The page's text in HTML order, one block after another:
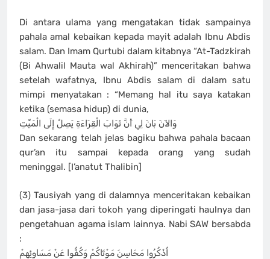
Di antara ulama yang mengatakan tidak sampainya
pahala amal kebaikan kepada mayit adalah Ibnu Abdis
salam. Dan Imam Qurtubi dalam kitabnya “At-Tadzkirah
(Bi Ahwalil Mauta wal Akhirah)” menceritakan bahwa
setelah wafatnya, Ibnu Abdis salam di dalam satu
mimpi menyatakan : “Memang hal itu saya katakan
ketika (semasa hidup) di dunia,
وَالآنَ بَانَ لِي أَنَّ ثَوَابَ الْقِرَاءَةِ يَصِلُ إِلَى الْمَيِّتِ
Dan sekarang telah jelas bagiku bahwa pahala bacaan
qur’an itu sampai kepada orang yang sudah
meninggal. [I’anatut Thalibin]
(3) Tausiyah yang di dalamnya menceritakan kebaikan
dan jasa-jasa dari tokoh yang diperingati haulnya dan
pengetahuan agama islam lainnya. Nabi SAW bersabda
:
اُذْكُرُوا مَحَاسِنَ مَوْتَاكُمْ وَكُفُّوا عَنْ مَسَاوِئِهِمْ